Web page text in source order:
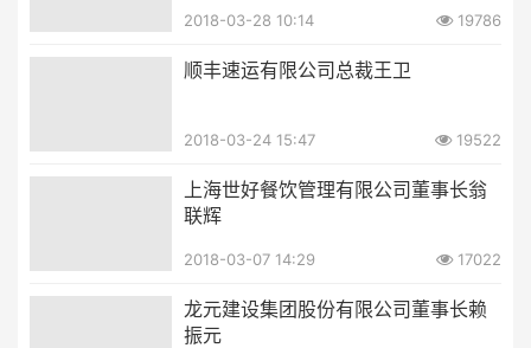
2018-03-28 10:14 19786
顺丰速运有限公司总裁王卫
2018-03-24 15:47 19522
上海世好餐饮管理有限公司董事长翁
联辉
2018-03-07 14:29 17022
龙元建设集团股份有限公司董事长赖
振元